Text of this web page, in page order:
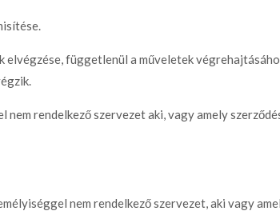
függetlenül a műveletek
rendelkező szervezet aki, vagy amely
nem rendelkező szervezet, aki vagy